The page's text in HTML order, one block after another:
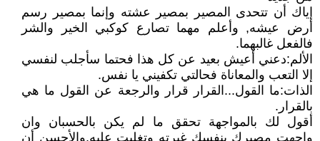
إياك أن تتحدى المصير بمصير عشته وإنما بمصير رسم
أرض عيشه, وأعلم مهما تصارع كوكبي الخير والشر
فالفعل غالبهما.
الألم:دعني أعيش بعيد عن كل هذا فحتما سأجلب لنفسي
إلا التعب والمعاناة فحالتي تكفيني يا نفس.
الذات:ما القول...القرار قرار والرجعة عن القول ما هي
بالقرار.
أقول لك بالمواجهة تحقق ما لم يكن بالحسبان وان
واجهت مصيرك بنفسك غيرته وتغلبت عليه,والأحسن أن